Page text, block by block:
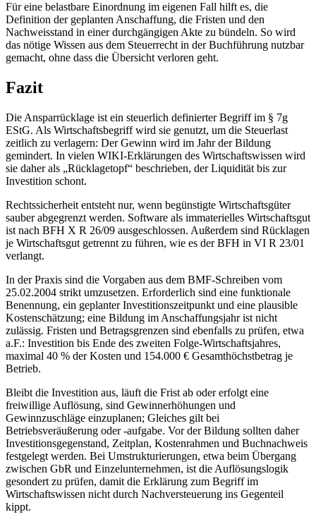
Für eine belastbare Einordnung im eigenen Fall hilft es, die
Definition der geplanten Anschaffung, die Fristen und den
Nachweisstand in einer durchgängigen Akte zu bündeln. So wird
das nötige Wissen aus dem Steuerrecht in der Buchführung nutzbar
gemacht, ohne dass die Übersicht verloren geht.
Fazit
Die Ansparrücklage ist ein steuerlich definierter Begriff im § 7g
EStG. Als Wirtschaftsbegriff wird sie genutzt, um die Steuerlast
zeitlich zu verlagern: Der Gewinn wird im Jahr der Bildung
gemindert. In vielen WIKI-Erklärungen des Wirtschaftswissen wird
sie daher als „Rücklagetopf“ beschrieben, der Liquidität bis zur
Investition schont.
Rechtssicherheit entsteht nur, wenn begünstigte Wirtschaftsgüter
sauber abgegrenzt werden. Software als immaterielles Wirtschaftsgut
ist nach BFH X R 26/09 ausgeschlossen. Außerdem sind Rücklagen
je Wirtschaftsgut getrennt zu führen, wie es der BFH in VI R 23/01
verlangt.
In der Praxis sind die Vorgaben aus dem BMF-Schreiben vom
25.02.2004 strikt umzusetzen. Erforderlich sind eine funktionale
Benennung, ein geplanter Investitionszeitpunkt und eine plausible
Kostenschätzung; eine Bildung im Anschaffungsjahr ist nicht
zulässig. Fristen und Betragsgrenzen sind ebenfalls zu prüfen, etwa
a.F.: Investition bis Ende des zweiten Folge-Wirtschaftsjahres,
maximal 40 % der Kosten und 154.000 € Gesamthöchstbetrag je
Betrieb.
Bleibt die Investition aus, läuft die Frist ab oder erfolgt eine
freiwillige Auflösung, sind Gewinnerhöhungen und
Gewinnzuschläge einzuplanen; Gleiches gilt bei
Betriebsveräußerung oder -aufgabe. Vor der Bildung sollten daher
Investitionsgegenstand, Zeitplan, Kostenrahmen und Buchnachweis
festgelegt werden. Bei Umstrukturierungen, etwa beim Übergang
zwischen GbR und Einzelunternehmen, ist die Auflösungslogik
gesondert zu prüfen, damit die Erklärung zum Begriff im
Wirtschaftswissen nicht durch Nachversteuerung ins Gegenteil
kippt.